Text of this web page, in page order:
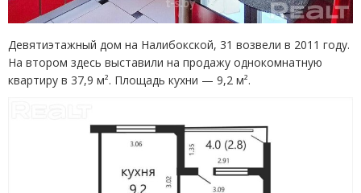
Девятиэтажный дом на Налибокской, 31 возвели в 2011 году.
На втором здесь выставили на продажу однокомнатную
квартиру в 37,9 м². Площадь кухни — 9,2 м².